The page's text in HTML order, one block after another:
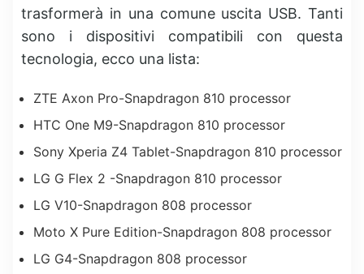
trasformerà in una comune uscita USB. Tanti
sono i dispositivi compatibili con questa
tecnologia, ecco una lista:
ZTE Axon Pro-Snapdragon 810 processor
HTC One M9-Snapdragon 810 processor
Sony Xperia Z4 Tablet-Snapdragon 810 processor
LG G Flex 2 -Snapdragon 810 processor
LG V10-Snapdragon 808 processor
Moto X Pure Edition-Snapdragon 808 processor
LG G4-Snapdragon 808 processor